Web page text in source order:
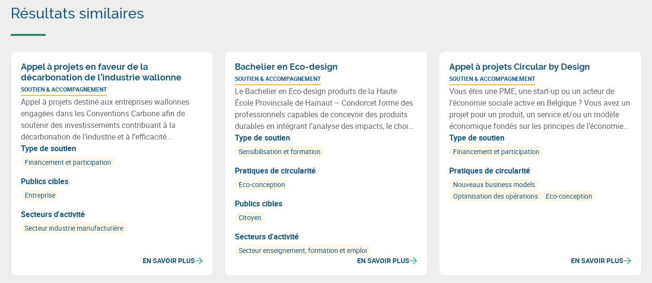
Résultats similaires
Appel à projets en faveur de la
décarbonation de l’industrie wallonne
SOUTIEN & ACCOMPAGNEMENT
Appel à projets destiné aux entreprises wallonnes
engagées dans les Conventions Carbone afin de
soutenir des investissements contribuant à la
décarbonation de l’industrie et à l’efficacité
énergétique. Les projets peuvent notamment
favoriser une utilisation plus efficiente des
transition vers une économie plus circulaire.
Type de soutien
Financement et participation
Publics cibles
Entreprise
Secteurs d'activité
Secteur industrie manufacturière
EN SAVOIR PLUS
Bachelier en Eco-design
SOUTIEN & ACCOMPAGNEMENT
Le Bachelier en Eco-design produits de la Haute
École Provinciale de Hainaut – Condorcet forme des
professionnels capables de concevoir des produits
durables en intégrant l’analyse des impacts, le choix
de matériaux recyclables, l’optimisation des
ressources et les principes de l’économie circulaire.
Type de soutien
Sensibilisation et formation
Pratiques de circularité
Eco-conception
Publics cibles
Citoyen
Secteurs d'activité
Secteur enseignement, formation et emploi
EN SAVOIR PLUS
Appel à projets Circular by Design
SOUTIEN & ACCOMPAGNEMENT
Vous êtes une PME, une start-up ou un acteur de
l’économie sociale active en Belgique ? Vous avez un
projet pour un produit, un service et/ou un modèle
économique fondés sur les principes de l’économie
circulaire ? Découvrez ce nouvel appel à projets
Circular by Design !
Type de soutien
Financement et participation
Pratiques de circularité
Nouveaux business models
Optimisation des opérations
Eco-conception
EN SAVOIR PLUS